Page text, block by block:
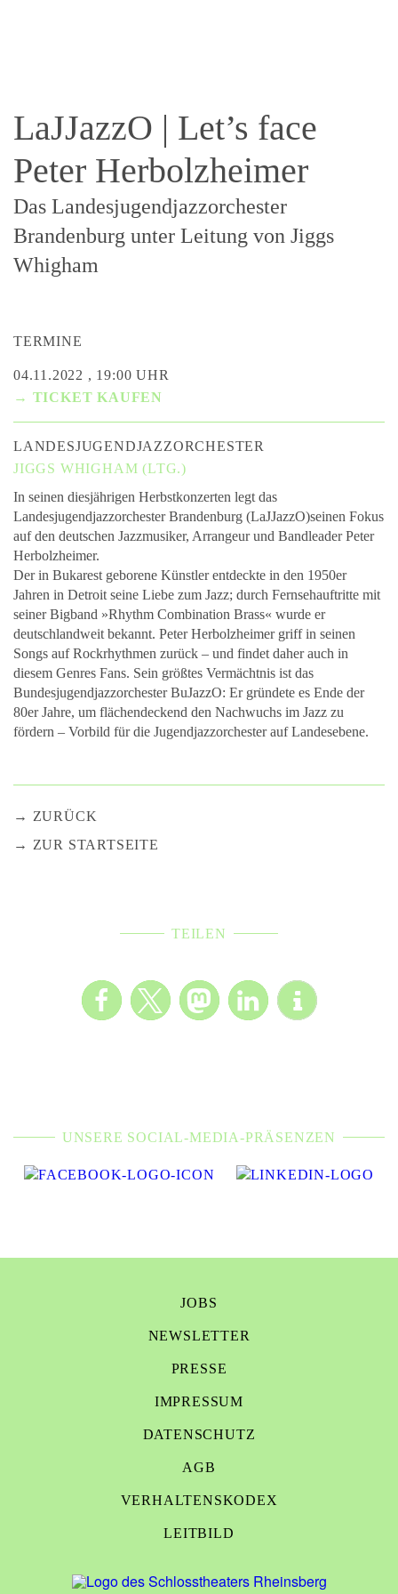
LaJJazzO | Let’s face
Peter Herbolzheimer
Das Landesjugendjazzorchester
Brandenburg unter Leitung von Jiggs
Whigham
TERMINE
04.11.2022 , 19:00 UHR
→ TICKET KAUFEN
LANDESJUGENDJAZZORCHESTER
JIGGS WHIGHAM (LTG.)
In seinen diesjährigen Herbstkonzerten legt das
Landesjugendjazzorchester Brandenburg (LaJJazzO)seinen Fokus
auf den deutschen Jazzmusiker, Arrangeur und Bandleader Peter
Herbolzheimer.
Der in Bukarest geborene Künstler entdeckte in den 1950er
Jahren in Detroit seine Liebe zum Jazz; durch Fernsehauftritte mit
seiner Bigband »Rhythm Combination Brass« wurde er
deutschlandweit bekannt. Peter Herbolzheimer griff in seinen
Songs auf Rockrhythmen zurück – und findet daher auch in
diesem Genres Fans. Sein größtes Vermächtnis ist das
Bundesjugendjazzorchester BuJazzO: Er gründete es Ende der
80er Jahre, um flächendeckend den Nachwuchs im Jazz zu
fördern – Vorbild für die Jugendjazzorchester auf Landesebene.
ZURÜCK
ZUR STARTSEITE
TEILEN
UNSERE SOCIAL-MEDIA-PRÄSENZEN
JOBS
NEWSLETTER
PRESSE
IMPRESSUM
DATENSCHUTZ
AGB
VERHALTENSKODEX
LEITBILD